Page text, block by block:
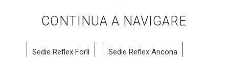
CONTINUA A NAVIGARE
Sedie Reflex Forlì Sedie Reflex Ancona